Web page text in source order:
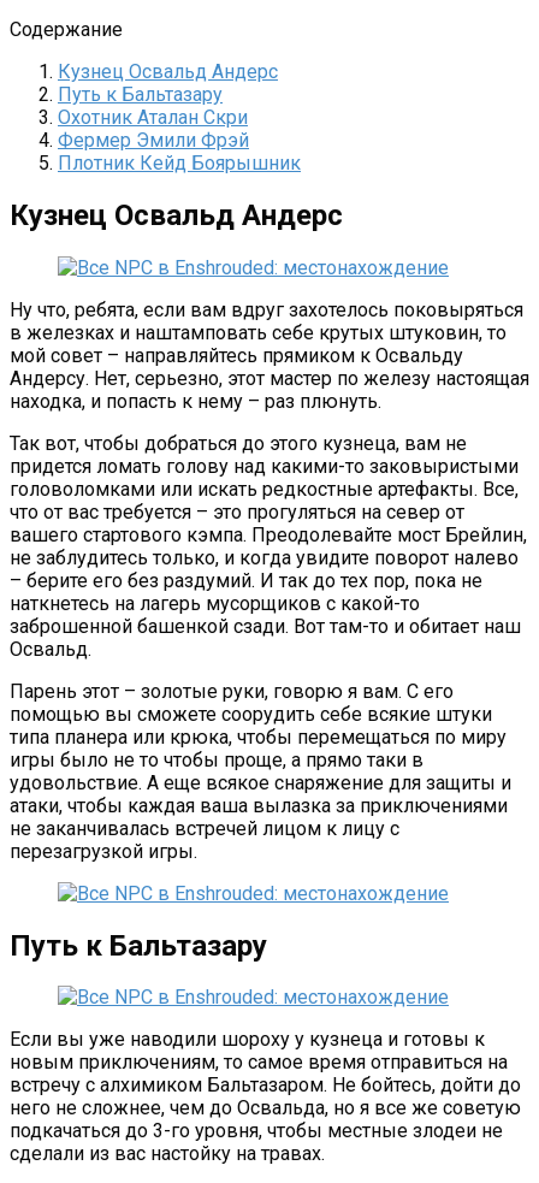
Содержание
Кузнец Освальд Андерс
Путь к Бальтазару
Охотник Аталан Скри
Фермер Эмили Фрэй
Плотник Кейд Боярышник
Кузнец Освальд Андерс
Ну что, ребята, если вам вдруг захотелось поковыряться
в железках и наштамповать себе крутых штуковин, то
мой совет – направляйтесь прямиком к Освальду
Андерсу. Нет, серьезно, этот мастер по железу настоящая
находка, и попасть к нему – раз плюнуть.
Так вот, чтобы добраться до этого кузнеца, вам не
придется ломать голову над какими-то заковыристыми
головоломками или искать редкостные артефакты. Все,
что от вас требуется – это прогуляться на север от
вашего стартового кэмпа. Преодолевайте мост Брейлин,
не заблудитесь только, и когда увидите поворот налево
– берите его без раздумий. И так до тех пор, пока не
наткнетесь на лагерь мусорщиков с какой-то
заброшенной башенкой сзади. Вот там-то и обитает наш
Освальд.
Парень этот – золотые руки, говорю я вам. С его
помощью вы сможете соорудить себе всякие штуки
типа планера или крюка, чтобы перемещаться по миру
игры было не то чтобы проще, а прямо таки в
удовольствие. А еще всякое снаряжение для защиты и
атаки, чтобы каждая ваша вылазка за приключениями
не заканчивалась встречей лицом к лицу с
перезагрузкой игры.
Путь к Бальтазару
Если вы уже наводили шороху у кузнеца и готовы к
новым приключениям, то самое время отправиться на
встречу с алхимиком Бальтазаром. Не бойтесь, дойти до
него не сложнее, чем до Освальда, но я все же советую
подкачаться до 3-го уровня, чтобы местные злодеи не
сделали из вас настойку на травах.